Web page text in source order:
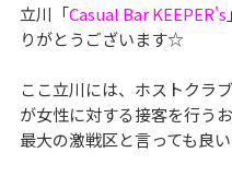
立川「Casual Bar KEEPER's
りがとうございます☆
ここ立川には、ホストクラ
が女性に対する接客を行う
最大の激戦区と言っても良い